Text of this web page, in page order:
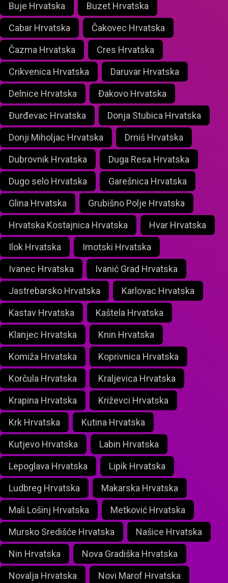
Buje Hrvatska Buzet Hrvatska
Cabar Hrvatska Čakovec Hrvatska
Čazma Hrvatska Cres Hrvatska
Crikvenica Hrvatska Daruvar Hrvatska
Delnice Hrvatska Đakovo Hrvatska
Đurđevac Hrvatska Donja Stubica Hrvatska
Donji Miholjac Hrvatska Drniš Hrvatska
Dubrovnik Hrvatska Duga Resa Hrvatska
Dugo selo Hrvatska Garešnica Hrvatska
Glina Hrvatska Grubišno Polje Hrvatska
Hrvatska Kostajnica Hrvatska Hvar Hrvatska
Ilok Hrvatska Imotski Hrvatska
Ivanec Hrvatska Ivanić Grad Hrvatska
Jastrebarsko Hrvatska Karlovac Hrvatska
Kastav Hrvatska Kaštela Hrvatska
Klanjec Hrvatska Knin Hrvatska
Komiža Hrvatska Koprivnica Hrvatska
Korčula Hrvatska Kraljevica Hrvatska
Krapina Hrvatska Križevci Hrvatska
Krk Hrvatska Kutina Hrvatska
Kutjevo Hrvatska Labin Hrvatska
Lepoglava Hrvatska Lipik Hrvatska
Ludbreg Hrvatska Makarska Hrvatska
Mali Lošinj Hrvatska Metković Hrvatska
Mursko Središće Hrvatska Našice Hrvatska
Nin Hrvatska Nova Gradiška Hrvatska
Novalja Hrvatska Novi Marof Hrvatska